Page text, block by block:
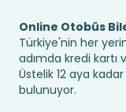
Online Otobüs
Türkiye'nin her
adımda kredi kartı
Üstelik 12 aya
bulunuyor.